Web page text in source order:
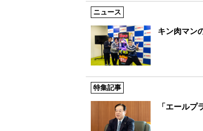
ニュース
キン肉マン
特集記事
「エールプ